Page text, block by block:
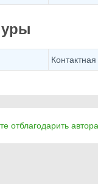
отблагодарить